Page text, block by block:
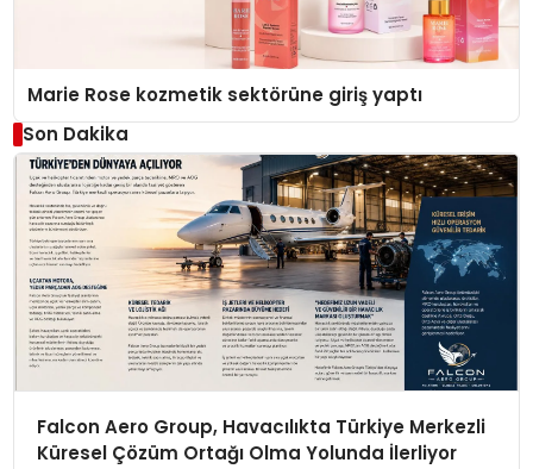
Marie Rose kozmetik sektörüne giriş yaptı
Son Dakika
Falcon Aero Group, Havacılıkta Türkiye Merkezli
Küresel Çözüm Ortağı Olma Yolunda İlerliyor